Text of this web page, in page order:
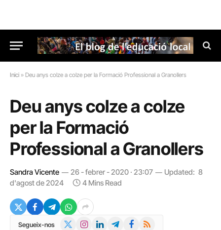
Inici » Deu anys colze a colze per la Formació Professional a Granollers
Deu anys colze a colze
per la Formació
Professional a Granollers
Sandra Vicente 26 - febrer - 2020 · 23:07 Updated: 8
d'agost de 2024
4 Mins Read
Segueix-nos InstagramLinkedInTelegramFacebook
RSS